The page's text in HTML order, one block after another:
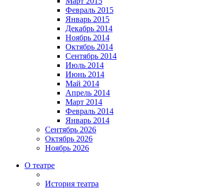
Февраль 2015
Январь 2015
Декабрь 2014
Ноябрь 2014
Октябрь 2014
Сентябрь 2014
Июль 2014
Июнь 2014
Май 2014
Апрель 2014
Март 2014
Февраль 2014
Январь 2014
Сентябрь 2026
Октябрь 2026
Ноябрь 2026
О театре
История театра